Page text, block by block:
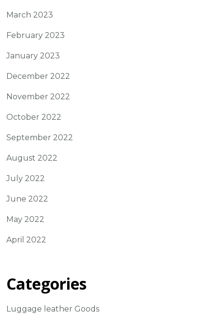
March 2023
February 2023
January 2023
December 2022
November 2022
October 2022
September 2022
August 2022
July 2022
June 2022
May 2022
April 2022
Categories
Luggage leather Goods